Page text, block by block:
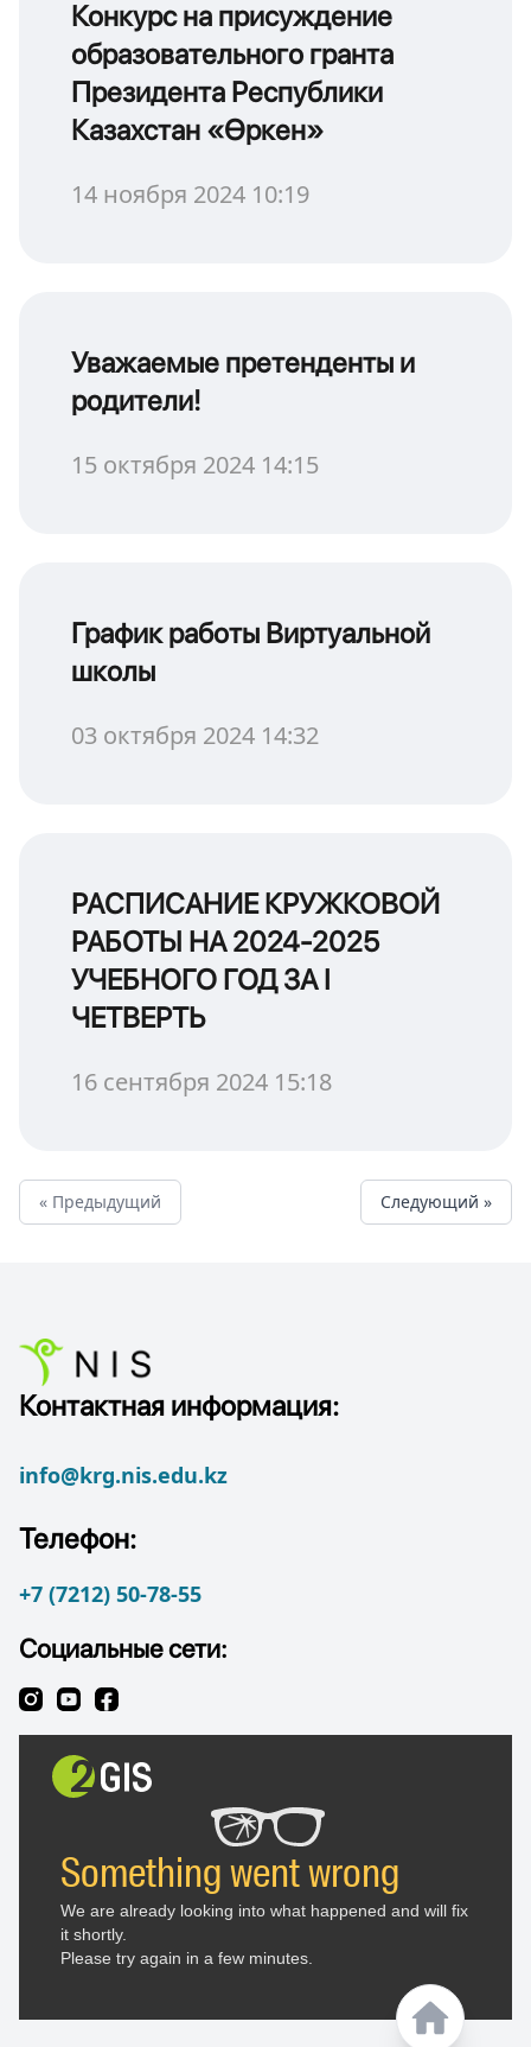
Конкурс на присуждение
образовательного гранта
Президента Республики
Казахстан «Өркен»
14 ноября 2024 10:19
Уважаемые претенденты и
родители!
15 октября 2024 14:15
График работы Виртуальной
школы
03 октября 2024 14:32
РАСПИСАНИЕ КРУЖКОВОЙ
РАБОТЫ НА 2024-2025
УЧЕБНОГО ГОД ЗА І
ЧЕТВЕРТЬ
16 сентября 2024 15:18
« Предыдущий Cледующий »
Контактная информация:
info@krg.nis.edu.kz
Телефон:
+7 (7212) 50-78-55
Социальные сети: